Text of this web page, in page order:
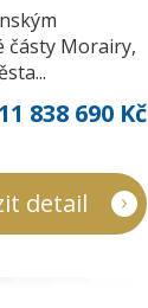
částy Morairy,
11 838 690 Kč
detail